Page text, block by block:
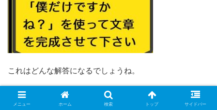
これはどんな解答になるでしょうね。
メニュー ホーム 検索 トップ サイドバー